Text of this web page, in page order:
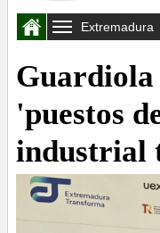
Extremadura
Guardiola
'puestos
industrial